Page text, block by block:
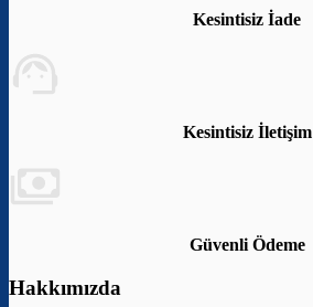
Kesintisiz İade
Kesintisiz İletişim
Güvenli Ödeme
Hakkımızda